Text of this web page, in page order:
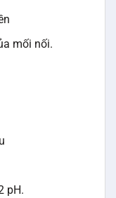
mối nối.
pH.